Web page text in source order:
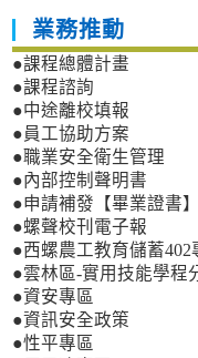
業務推動
●課程總體計畫
●課程諮詢
●中途離校填報
●員工協助方案
●職業安全衛生管理
●內部控制聲明書
●申請補發【畢業證書
●螺聲校刊電子報
●西螺農工教育儲蓄402
●雲林區-實用技能學程
●資安專區
●資訊安全政策
●性平專區